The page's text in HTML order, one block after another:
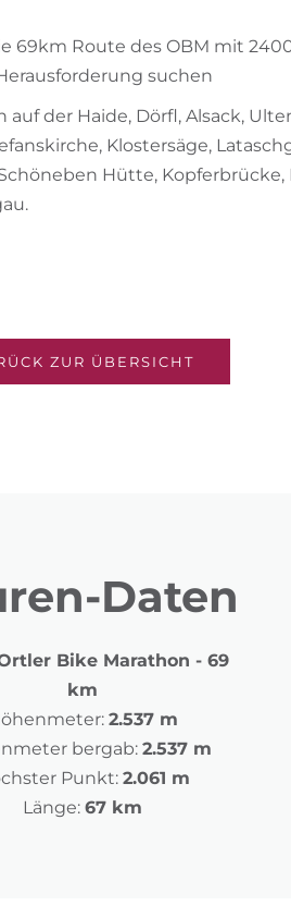
69km Route des OBM mit
suchen
der Haide, Dörfl, Alsack,
Klostersäge,
Hütte, Kopferbrücke,
ZUR ÜBERSICHT
Daten
Bike Marathon - 69
km
2.537 m
bergab: 2.537 m
Punkt: 2.061 m
Länge: 67 km